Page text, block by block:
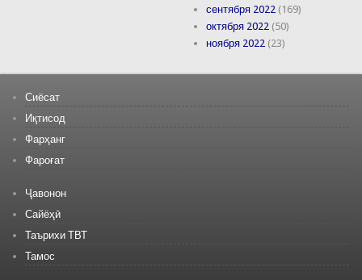
сентября 2022 (169)
октября 2022 (50)
ноября 2022 (23)
Сиёсат
Иқтисод
Фарҳанг
Фароғат
Ҷавонон
Сайёҳӣ
Таърихи ТВТ
Тамос